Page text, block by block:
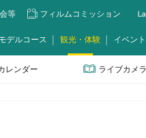
等 フィルムコミッション
デルコース 観光・体験 イベント
レンダー ライブカメラ